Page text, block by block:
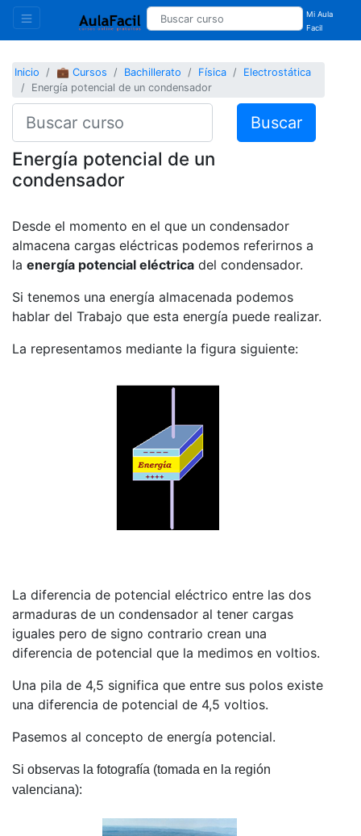
Mi Aula
Facil
Inicio 💼 Cursos Bachillerato Física
Electrostática
Energía potencial de un condensador
Buscar
Energía potencial de un
condensador
Desde el momento en el que un condensador
almacena cargas eléctricas podemos referirnos a
la energía potencial eléctrica del condensador.
Si tenemos una energía almacenada podemos
hablar del Trabajo que esta energía puede realizar.
La representamos mediante la figura siguiente:
La diferencia de potencial eléctrico entre las dos
armaduras de un condensador al tener cargas
iguales pero de signo contrario crean una
diferencia de potencial que la medimos en voltios.
Una pila de 4,5 significa que entre sus polos existe
una diferencia de potencial de 4,5 voltios.
Pasemos al concepto de energía potencial.
Si observas la fotografía (tomada en la región
valenciana):